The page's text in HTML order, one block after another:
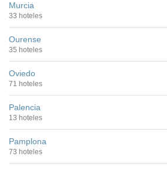
Murcia
33 hoteles
Ourense
35 hoteles
Oviedo
71 hoteles
Palencia
13 hoteles
Pamplona
73 hoteles